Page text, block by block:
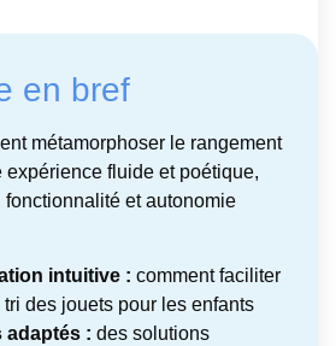
en bref
métamorphoser le rangement
expérience fluide et poétique,
et autonomie
intuitive : comment faciliter
tri des jouets pour les enfants
adaptés : des solutions